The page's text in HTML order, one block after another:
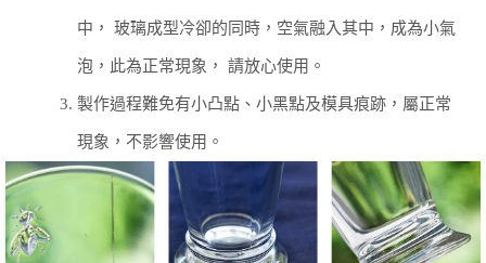
中， 玻璃成型冷卻的同時，空氣融入其中，成為小氣
泡，此為正常現象， 請放心使用。
3. 製作過程難免有小凸點、小黑點及模具痕跡，屬正常
現象，不影響使用。